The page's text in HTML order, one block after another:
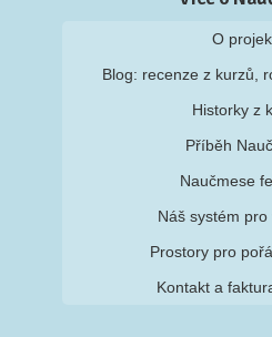
O
Blog: recenze z kurzů,
Historky z
Příběh
Naučmese
Náš systém pro
Prostory pro
Kontakt a